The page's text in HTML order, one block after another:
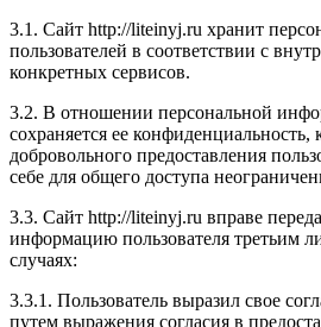
3.1. Сайт http://liteinyj.ru хранит
пользователей в соответствии с
конкретных сервисов.
3.2. В отношении персональной
сохраняется ее конфиденциальность,
добровольного предоставления
себе для общего доступа
3.3. Сайт http://liteinyj.ru вправе
информацию пользователя третьим
случаях:
3.3.1. Пользователь выразил свое
путем выражения согласия в